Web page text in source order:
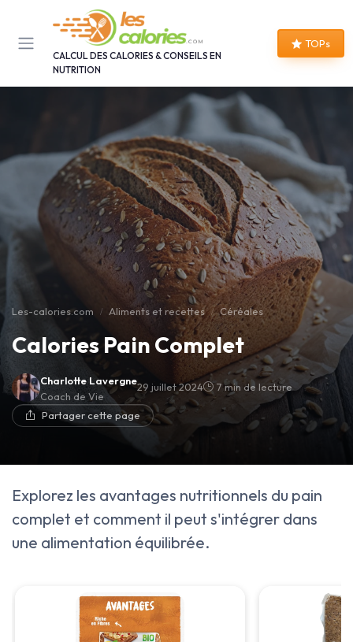
CALCUL DES CALORIES & CONSEILS EN
NUTRITION
TOPs
Les-calories.com Aliments et recettes Céréales
Calories Pain Complet
Charlotte Lavergne
Coach de Vie
29 juillet 2024 7 min de lecture
Partager cette page
Explorez les avantages nutritionnels du pain
complet et comment il peut s'intégrer dans
une alimentation équilibrée.
Panneau de gestion des cookies